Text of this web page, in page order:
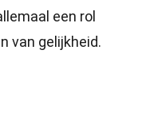
een rol
van gelijkheid.